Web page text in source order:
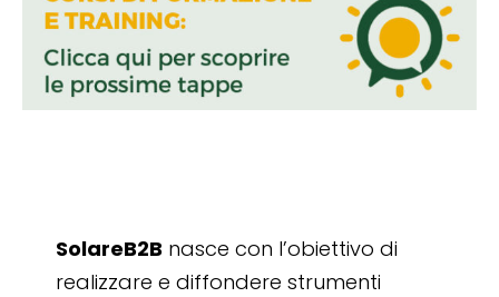
SolareB2B nasce con l’obiettivo di
realizzare e diffondere strumenti